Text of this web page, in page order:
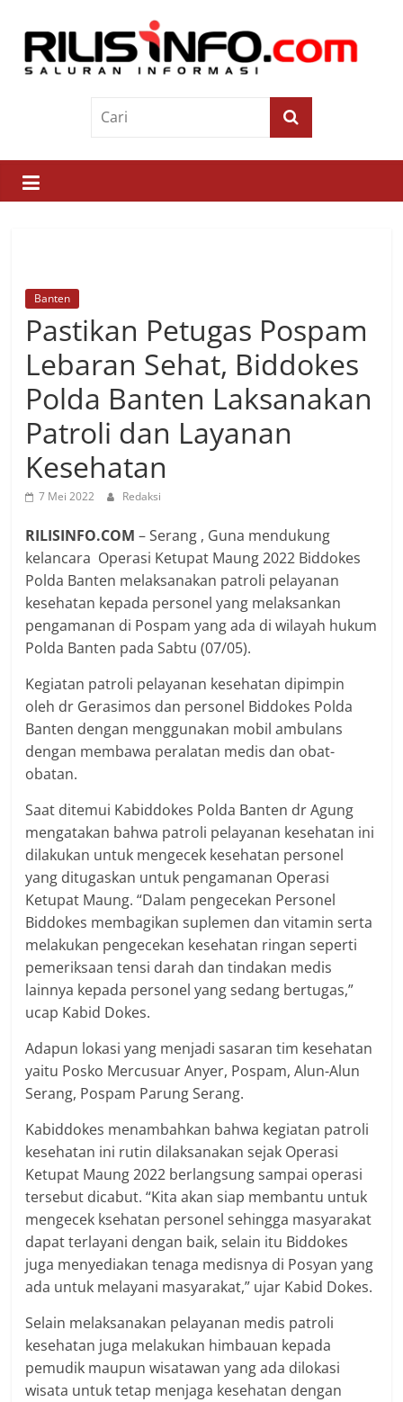
contentRilis
Saluran
Informasi
Banten
Pastikan Petugas Pospam
Lebaran Sehat, Biddokes
Polda Banten Laksanakan
Patroli dan Layanan
Kesehatan
7 Mei 2022 Redaksi
RILISINFO.COM – Serang , Guna mendukung
kelancara Operasi Ketupat Maung 2022 Biddokes
Polda Banten melaksanakan patroli pelayanan
kesehatan kepada personel yang melaksankan
pengamanan di Pospam yang ada di wilayah hukum
Polda Banten pada Sabtu (07/05).
Kegiatan patroli pelayanan kesehatan dipimpin
oleh dr Gerasimos dan personel Biddokes Polda
Banten dengan menggunakan mobil ambulans
dengan membawa peralatan medis dan obat-
obatan.
Saat ditemui Kabiddokes Polda Banten dr Agung
mengatakan bahwa patroli pelayanan kesehatan ini
dilakukan untuk mengecek kesehatan personel
yang ditugaskan untuk pengamanan Operasi
Ketupat Maung. “Dalam pengecekan Personel
Biddokes membagikan suplemen dan vitamin serta
melakukan pengecekan kesehatan ringan seperti
pemeriksaan tensi darah dan tindakan medis
lainnya kepada personel yang sedang bertugas,”
ucap Kabid Dokes.
Adapun lokasi yang menjadi sasaran tim kesehatan
yaitu Posko Mercusuar Anyer, Pospam, Alun-Alun
Serang, Pospam Parung Serang.
Kabiddokes menambahkan bahwa kegiatan patroli
kesehatan ini rutin dilaksanakan sejak Operasi
Ketupat Maung 2022 berlangsung sampai operasi
tersebut dicabut. “Kita akan siap membantu untuk
mengecek ksehatan personel sehingga masyarakat
dapat terlayani dengan baik, selain itu Biddokes
juga menyediakan tenaga medisnya di Posyan yang
ada untuk melayani masyarakat,” ujar Kabid Dokes.
Selain melaksanakan pelayanan medis patroli
kesehatan juga melakukan himbauan kepada
pemudik maupun wisatawan yang ada dilokasi
wisata untuk tetap menjaga kesehatan dengan